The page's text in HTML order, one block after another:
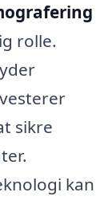
rolle.
sikre
kan